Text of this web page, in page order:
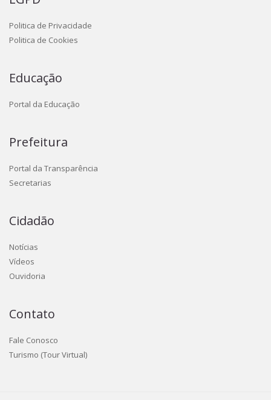
Politica de Privacidade
Politica de Cookies
Educação
Portal da Educação
Prefeitura
Portal da Transparência
Secretarias
Cidadão
Notícias
Vídeos
Ouvidoria
Contato
Fale Conosco
Turismo (Tour Virtual)